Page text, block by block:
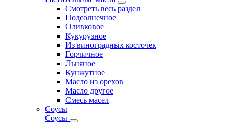
Смотреть весь раздел
Подсолнечное
Оливковое
Кукурузное
Из виноградных косточек
Горчичное
Льняное
Кунжутное
Масло из орехов
Масло другое
Смесь масел
Соусы
Соусы